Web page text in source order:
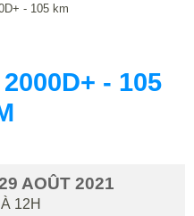
- 105 km
- 105
AOÛT 2021
12H